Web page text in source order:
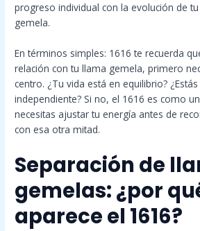
progreso individual con la evolución de
gemela.
En términos simples: 1616 te recuerda
relación con tu llama gemela, primero
centro. ¿Tu vida está en equilibrio?
independiente? Si no, el 1616 es como
necesitas ajustar tu energía antes de
con esa otra mitad.
Separación de
gemelas: ¿por
aparece el 1616?